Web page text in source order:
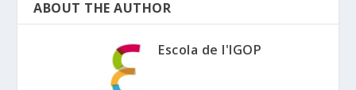
ABOUT THE AUTHOR
Escola de l'IGOP